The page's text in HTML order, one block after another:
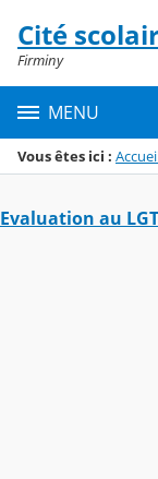
Menu de la
Contenu
Cité
Firminy
MENU
Vous êtes ici :
Evaluation au LGT